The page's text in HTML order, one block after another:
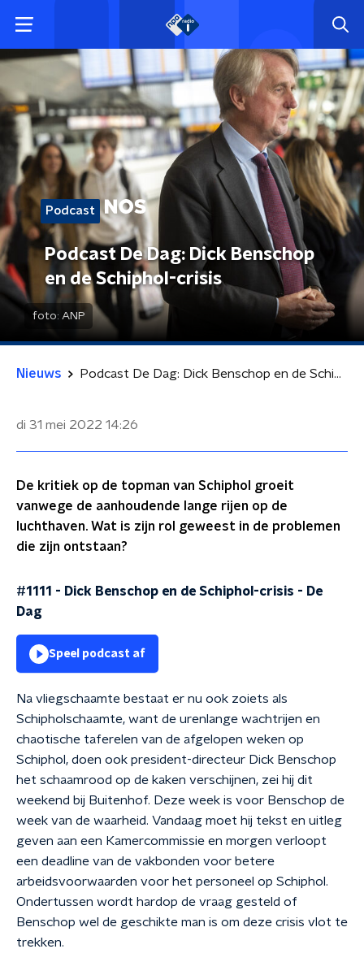
Podcast
Podcast De Dag: Dick Benschop
en de Schiphol-crisis
foto: ANP
Nieuws Podcast De Dag: Dick Benschop en de Schiphol-crisis
di 31 mei 2022 14:26
De kritiek op de topman van Schiphol groeit
vanwege de aanhoudende lange rijen op de
luchthaven. Wat is zijn rol geweest in de problemen
die zijn ontstaan?
#1111 - Dick Benschop en de Schiphol-crisis - De
Dag
Speel podcast af
Na vliegschaamte bestaat er nu ook zoiets als
Schipholschaamte, want de urenlange wachtrijen en
chaotische taferelen van de afgelopen weken op
Schiphol, doen ook president-directeur Dick Benschop
het schaamrood op de kaken verschijnen, zei hij dit
weekend bij Buitenhof. Deze week is voor Benschop de
week van de waarheid. Vandaag moet hij tekst en uitleg
geven aan een Kamercommissie en morgen verloopt
een deadline van de vakbonden voor betere
arbeidsvoorwaarden voor het personeel op Schiphol.
Ondertussen wordt hardop de vraag gesteld of
Benschop wel de geschikte man is om deze crisis vlot te
trekken.